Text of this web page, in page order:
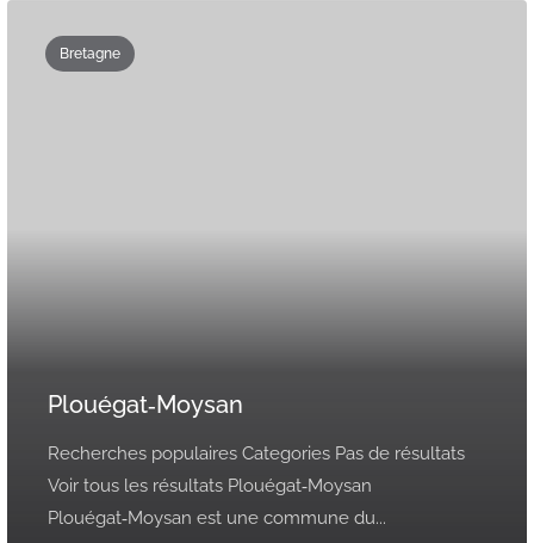
Bretagne
Plouégat‑Moysan
Recherches populaires Categories Pas de résultats
Voir tous les résultats Plouégat‑Moysan
Plouégat‑Moysan est une commune du...